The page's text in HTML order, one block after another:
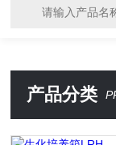
产品分类